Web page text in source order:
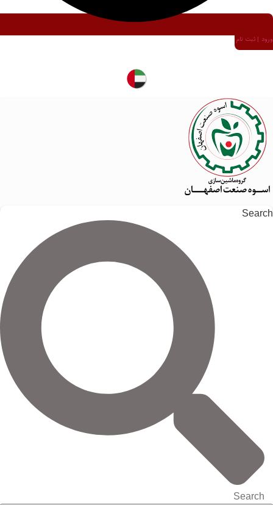
ورود | ثبت نام
Search
Search